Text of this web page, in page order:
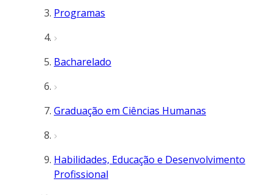
Programas
Bacharelado
Graduação em Ciências Humanas
Habilidades, Educação e Desenvolvimento
Profissional